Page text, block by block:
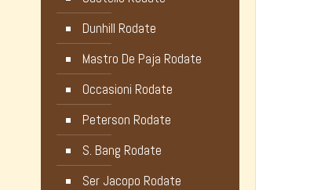
Dunhill Rodate
Mastro De Paja Rodate
Occasioni Rodate
Peterson Rodate
S. Bang Rodate
Ser Jacopo Rodate